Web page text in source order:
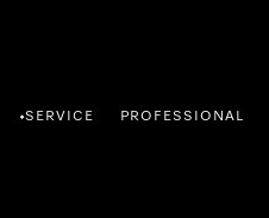
•SERVICE PROFESSIONAL